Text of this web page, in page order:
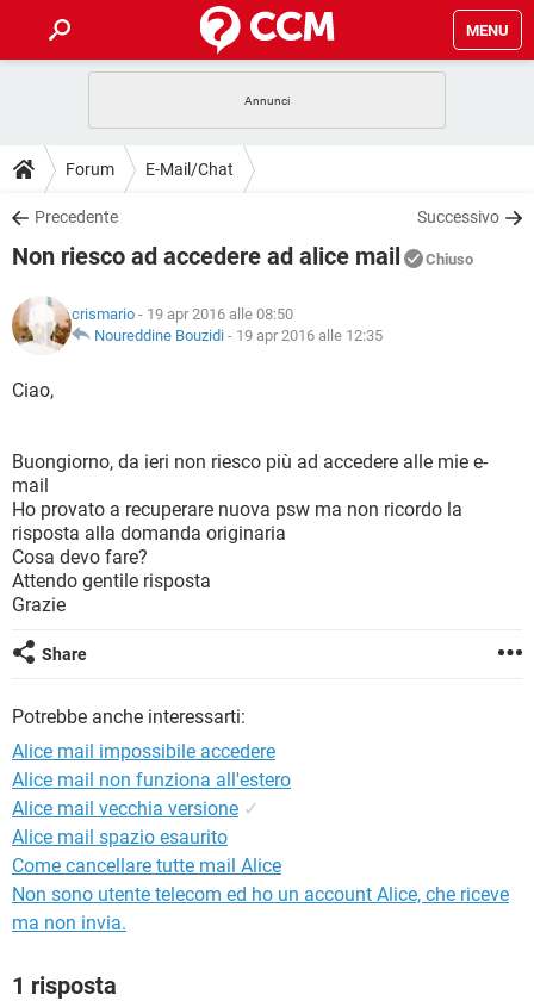
MENU
INTRATTENIMENTO
iOS
INSTAGRAM WHATSAPP
TIKTOK
HARDWARE
GUIDE
COVID-19
INSTAGRAM WHATSAPP
HARDWARE
DOWNLOAD
COVID-19 GAMING
INTRATTENIMENTO
iOS WINDOWS 10
INSTAGRAM
HARDWARE
COVID-19 GAMING
iOS
TIKTOK
HARDWARE
GLOSSARIO
COVID-19
iOS WINDOWS 10
INSTAGRAM
TIKTOK
HARDWARE
Forum E-Mail/Chat
Precedente Successivo
Non riesco ad accedere ad alice mail Chiuso
crismario - 19 apr 2016 alle 08:50
Noureddine Bouzidi - 19 apr 2016 alle 12:35
Ciao,
Buongiorno, da ieri non riesco più ad accedere alle mie e-
mail
Ho provato a recuperare nuova psw ma non ricordo la
risposta alla domanda originaria
Cosa devo fare?
Attendo gentile risposta
Grazie
Share
Potrebbe anche interessarti:
Alice mail impossibile accedere
Alice mail non funziona all'estero
Alice mail vecchia versione ✓
Alice mail spazio esaurito
Come cancellare tutte mail Alice
Non sono utente telecom ed ho un account Alice, che riceve
ma non invia.
1 risposta